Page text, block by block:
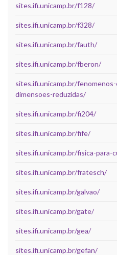
sites.ifi.unicamp.br/f128/
sites.ifi.unicamp.br/f328/
sites.ifi.unicamp.br/fauth/
sites.ifi.unicamp.br/fberon/
sites.ifi.unicamp.br/
dimensoes-reduzidas/
sites.ifi.unicamp.br/fi204/
sites.ifi.unicamp.br/fife/
sites.ifi.unicamp.br/fisica-para-
sites.ifi.unicamp.br/fratesch/
sites.ifi.unicamp.br/galvao/
sites.ifi.unicamp.br/gate/
sites.ifi.unicamp.br/gea/
sites.ifi.unicamp.br/gefan/